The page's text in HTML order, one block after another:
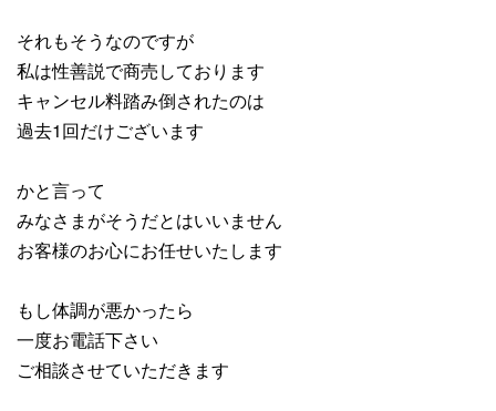
それもそうなのですが
私は性善説で商売しております
キャンセル料踏み倒されたのは
過去1回だけございます
かと言って
みなさまがそうだとはいいません
お客様のお心にお任せいたします
もし体調が悪かったら
一度お電話下さい
ご相談させていただきます